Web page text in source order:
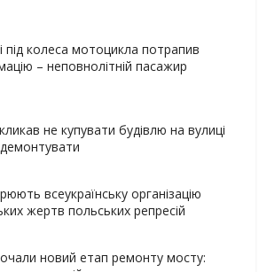
під колеса мотоцикла потрапив
– неповнолітній пасажир
не купувати будівлю на вулиці
демонтувати
всеукраїнську організацію
жертв польських репресій
новий етап ремонту мосту: